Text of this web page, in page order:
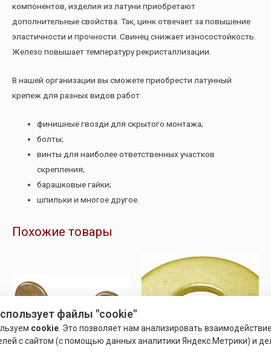
компонентов, изделия из латуни приобретают
дополнительные свойства. Так, цинк отвечает за повышение
эластичности и прочности. Свинец снижает износостойкость.
Железо повышает температуру рекристаллизации.
В нашей организации вы сможете приобрести латунный
крепеж для разных видов работ:
финишные гвозди для скрытого монтажа;
болты;
винты для наиболее ответственных участков
скрепления;
барашковые гайки;
шпильки и многое другое.
Похожие товары
файлы "cookie"
cookie . Это позволяет нам анализировать
с сайтом (с помощью данных аналитики Яндекс.Метрики) и